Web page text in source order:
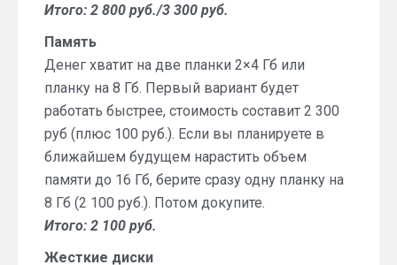
Итого: 2 800 руб./3 300 руб.
Память
Денег хватит на две планки 2×4 Гб или
планку на 8 Гб. Первый вариант будет
работать быстрее, стоимость составит 2 300
руб (плюс 100 руб.). Если вы планируете в
ближайшем будущем нарастить объем
памяти до 16 Гб, берите сразу одну планку на
8 Гб (2 100 руб.). Потом докупите.
Итого: 2 100 руб.
Жесткие диски